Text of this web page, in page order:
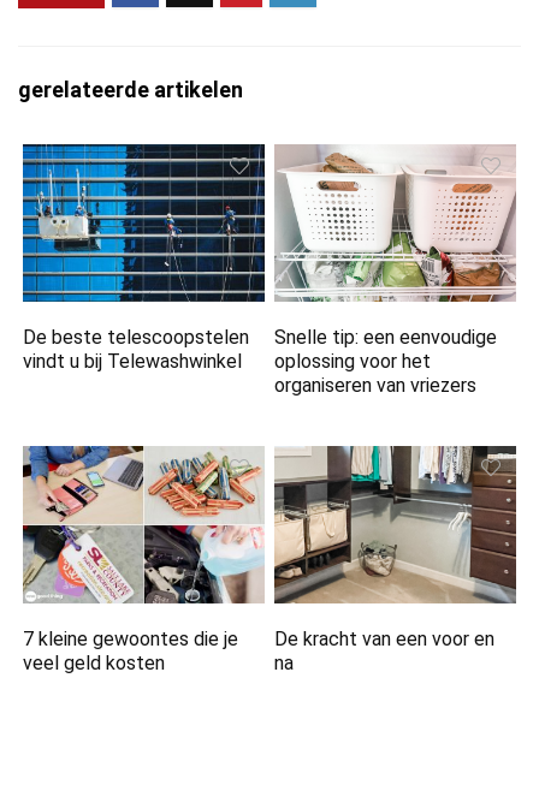
gerelateerde artikelen
De beste telescoopstelen
vindt u bij Telewashwinkel
Snelle tip: een eenvoudige
oplossing voor het
organiseren van vriezers
7 kleine gewoontes die je
veel geld kosten
De kracht van een voor en
na